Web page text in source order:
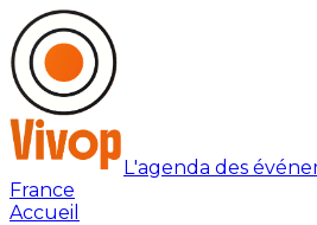
L'agenda des
France
Accueil